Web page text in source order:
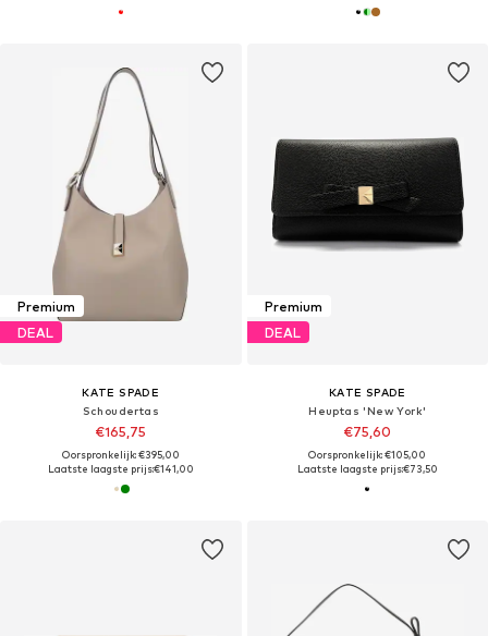
Premium
DEAL
KATE SPADE
Schoudertas
€165,75
Oorspronkelijk: €395,00
Laatste laagste prijs:€141,00
Premium
DEAL
KATE SPADE
Heuptas 'New York'
€75,60
Oorspronkelijk: €105,00
Laatste laagste prijs:€73,50